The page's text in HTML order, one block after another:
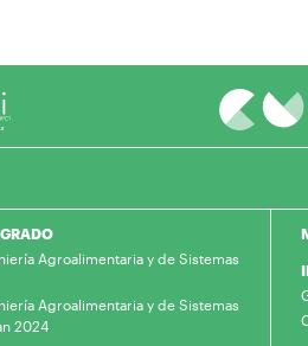
Agroalimentaria y de Sistemas
Agroalimentaria y de Sistemas
2024